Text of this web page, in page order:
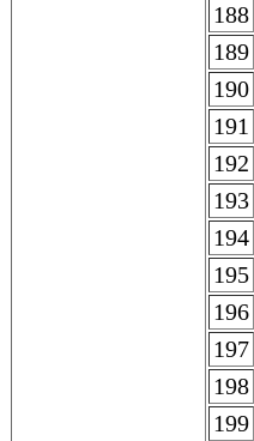
188
189
190
191
192
193
194
195
196
197
198
199